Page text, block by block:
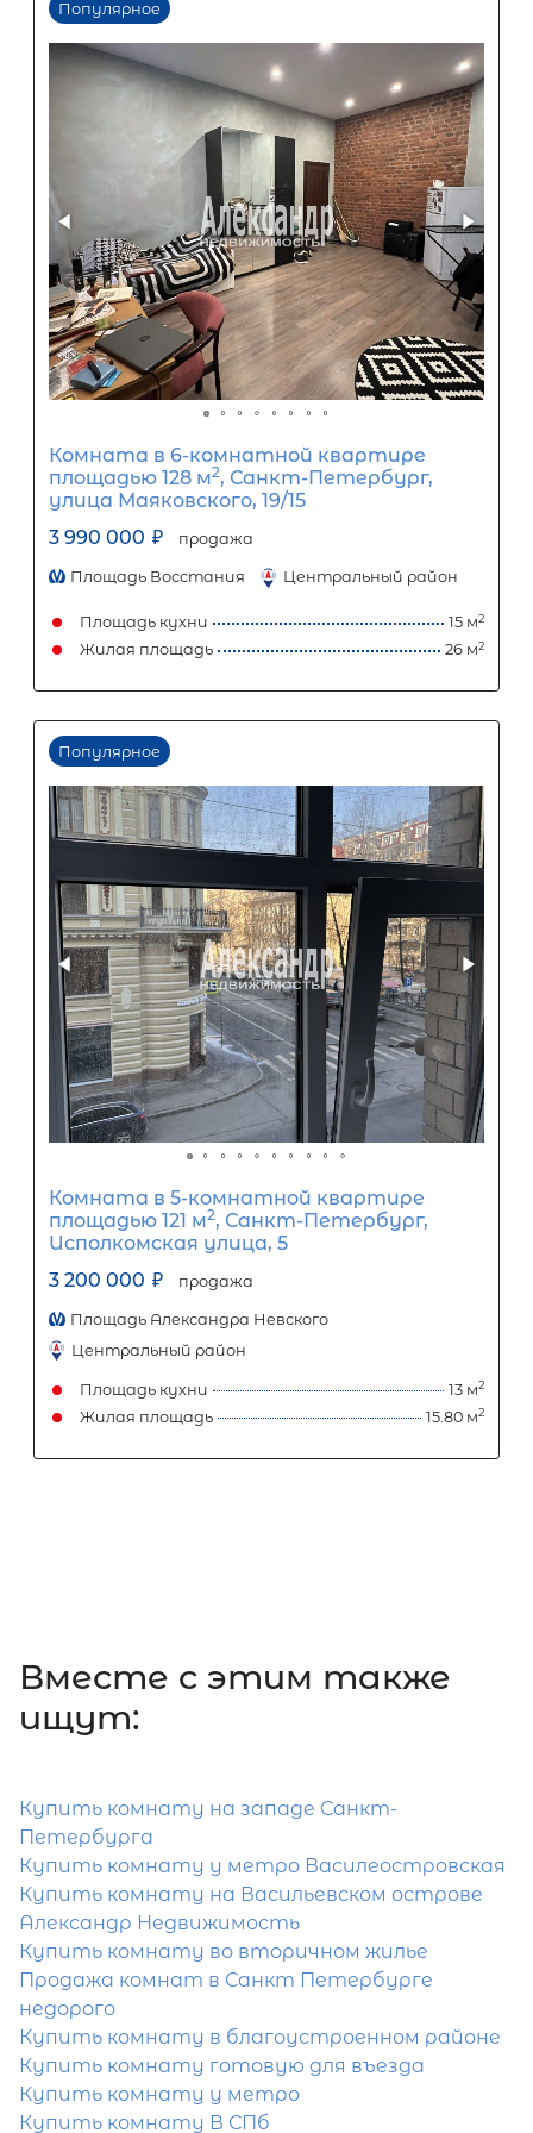
Комната в 5-комнатной квартире
площадью 108 м2 , СПб,
1-я Советская ул, д 12
Площадь Восстания Центральный
Площадь кухни
Жилая площадь
Популярное
Комната в 7-комнатной квартире
площадью 173 м
Боровая улица, 88
2 999 000 ₽ продажа
Обводный канал Фрунзенский район
Площадь кухни
Затрудняетесь с выбором?
Популярное
Вместе c этим также
ищут:
Купить комнату на западе Санкт-
Петербурга
Купить комнату у метро Василеостровская
Купить комнату на Васильевском острове
Александр Недвижимость
Купить комнату во вторичном жилье
Продажа комнат в Санкт Петербурге
недорого
Купить комнату в благоустроенном районе
Купить комнату готовую для въезда
Купить комнату у метро
Купить комнату В СПб